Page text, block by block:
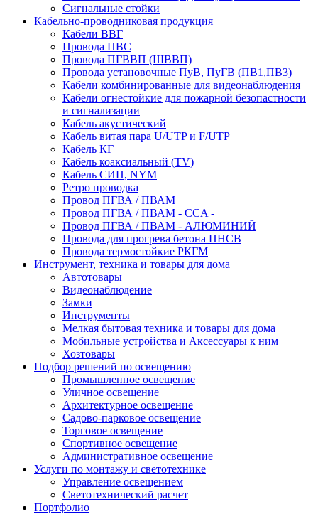
Сигнальные стойки
Кабельно-проводниковая продукция
Кабели ВВГ
Провода ПВС
Провода ПГВВП (ШВВП)
Провода установочные ПуВ, ПуГВ (ПВ1,ПВ3)
Кабели комбинированные для видеонаблюдения
Кабели огнестойкие для пожарной безопастности
и сигнализации
Кабель акустический
Кабель витая пара U/UTP и F/UTP
Кабель КГ
Кабель коаксиальный (TV)
Кабель СИП, NYM
Ретро проводка
Провод ПГВА / ПВАМ
Провод ПГВА / ПВАМ - CCA -
Провод ПГВА / ПВАМ - АЛЮМИНИЙ
Провода для прогрева бетона ПНСВ
Провода термостойкие РКГМ
Инструмент, техника и товары для дома
Автотовары
Видеонаблюдение
Замки
Инструменты
Мелкая бытовая техника и товары для дома
Мобильные устройства и Аксессуары к ним
Хозтовары
Подбор решений по освещению
Промышленное освещение
Уличное освещение
Архитектурное освещение
Садово-парковое освещение
Торговое освещение
Спортивное освещение
Административное освещение
Услуги по монтажу и светотехнике
Управление освещением
Светотехнический расчет
Портфолио